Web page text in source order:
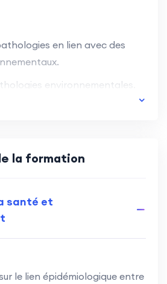
en lien avec des
environnementales.
et/ ou les populations à
plus exposées et les plus
la formation
santé et
le lien épidémiologique entre